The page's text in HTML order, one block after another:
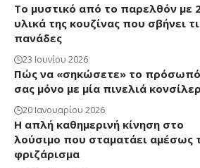
Το μυστικό από το παρελθόν με
υλικά της κουζίνας που σβήνει
πανάδες
23 Ιουνίου 2026
Πώς να «σηκώσετε» το πρόσωπό
σας μόνο με μία πινελιά κονσίλερ
20 Ιανουαρίου 2026
Η απλή καθημερινή κίνηση στο
λούσιμο που σταματάει αμέσως
φριζάρισμα